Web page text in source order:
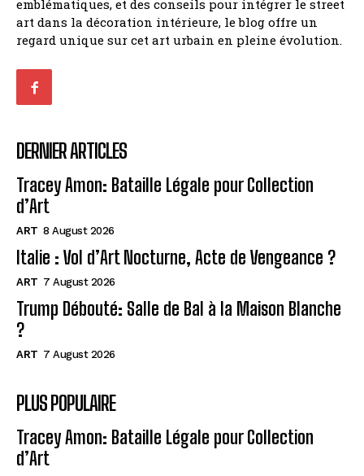
emblématiques, et des conseils pour intégrer le street
art dans la décoration intérieure, le blog offre un
regard unique sur cet art urbain en pleine évolution.
DERNIER ARTICLES
Tracey Amon: Bataille Légale pour Collection
d’Art
ART 8 August 2026
Italie : Vol d’Art Nocturne, Acte de Vengeance ?
ART 7 August 2026
Trump Débouté: Salle de Bal à la Maison Blanche
?
ART 7 August 2026
PLUS POPULAIRE
Tracey Amon: Bataille Légale pour Collection
d’Art